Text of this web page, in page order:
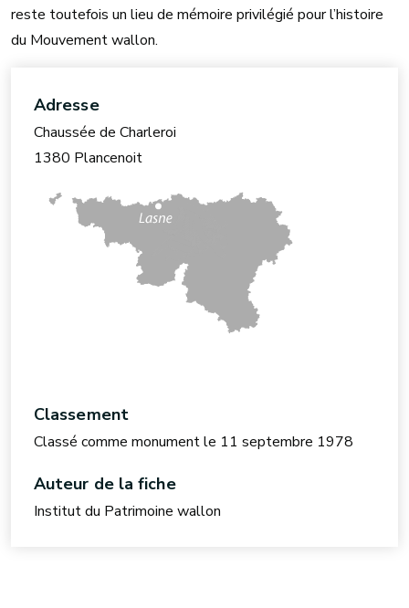
reste toutefois un lieu de mémoire privilégié pour l’histoire
du Mouvement wallon.
Adresse
Chaussée de Charleroi
1380 Plancenoit
Classement
Classé comme monument le 11 septembre 1978
Auteur de la fiche
Institut du Patrimoine wallon